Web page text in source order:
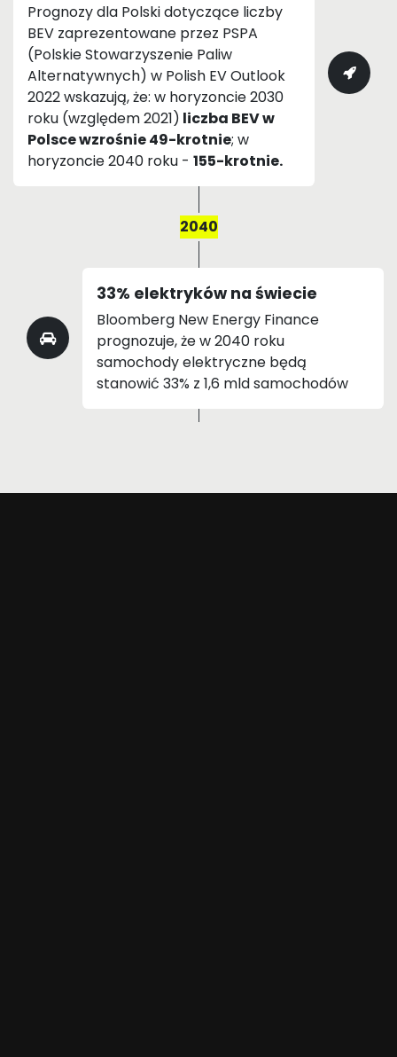
Prognozy dla Polski dotyczące liczby
BEV zaprezentowane przez PSPA
(Polskie Stowarzyszenie Paliw
Alternatywnych) w Polish EV Outlook
2022 wskazują, że: w horyzoncie 2030
roku (względem 2021) liczba BEV w
Polsce wzrośnie 49-krotnie; w
horyzoncie 2040 roku - 155-krotnie.
2040
33% elektryków na świecie
Bloomberg New Energy Finance
prognozuje, że w 2040 roku
samochody elektryczne będą
stanowić 33% z 1,6 mld samochodów